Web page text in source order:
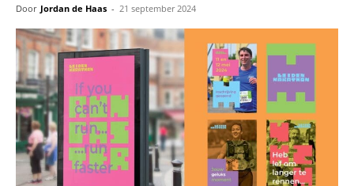
Door Jordan de Haas - 21 september 2024